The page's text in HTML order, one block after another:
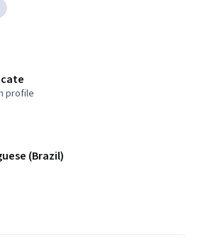
profile
(Brazil)